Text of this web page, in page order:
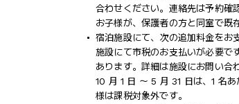
合わせください。連絡先は予約確
お子様が、保護者の方と同室で既
宿泊施設にて、次の追加料金をお
施設にて市税のお支払いが必要で
あります。詳細は施設にお問い合
10 月 1 日 ～ 5 月 31 日は、1 名
様は課税対象外です。